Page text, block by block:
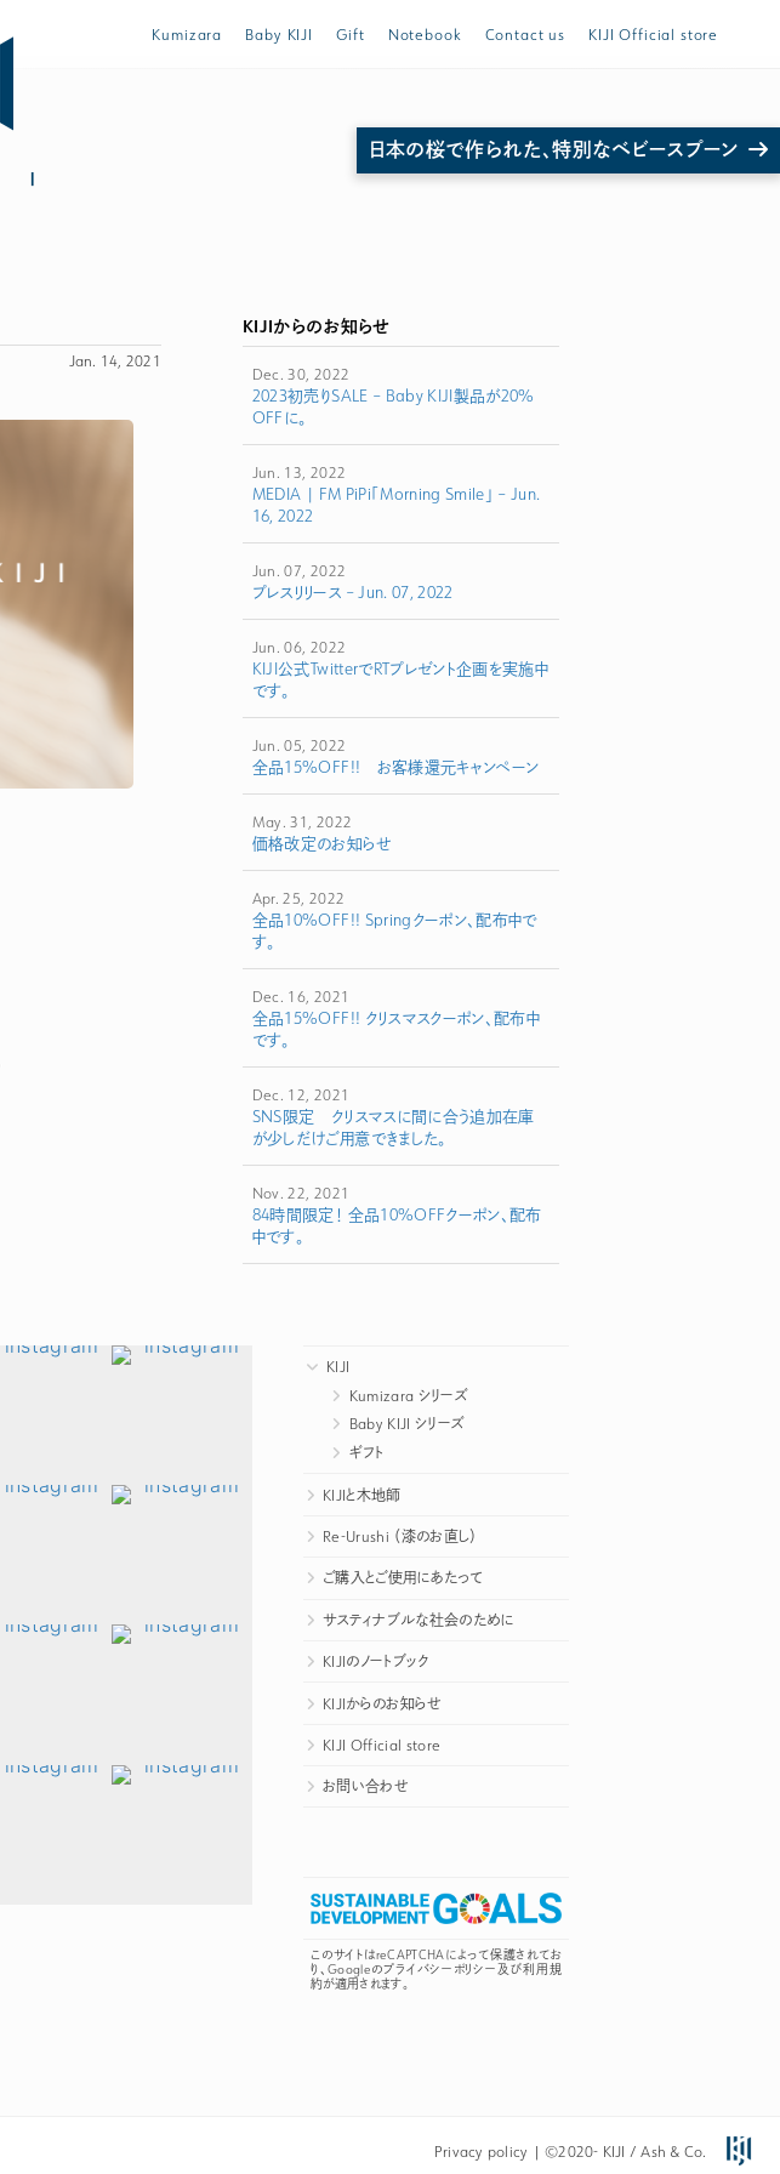
日本の桜で作られた、特別なベビースプーン
Kumizara Baby KIJI Gift Notebook Contact us KIJI Official store
に使えた♪」とママに大好評のザ・ファーストスプーンほか ご購入は公式ストア store.KIJI.online へどうぞ。
Jan. 14, 2021
KIJIからのお知らせ
Dec. 30, 2022
2023初売りSALE – Baby KIJI製品が20%
OFFに。
Jun. 13, 2022
MEDIA | FM PiPi「Morning Smile」 – Jun.
16, 2022
Jun. 07, 2022
プレスリリース – Jun. 07, 2022
Jun. 06, 2022
KIJI公式TwitterでRTプレゼント企画を実施中
です。
Jun. 05, 2022
全品15%OFF!! お客様還元キャンペーン
May. 31, 2022
価格改定のお知らせ
Apr. 25, 2022
全品10%OFF!! Springクーポン、配布中で
す。
Dec. 16, 2021
全品15%OFF!! クリスマスクーポン、配布中
です。
Dec. 12, 2021
SNS限定 クリスマスに間に合う追加在庫
が少しだけご用意できました。
Nov. 22, 2021
84時間限定！ 全品10%OFFクーポン、配布
中です。
KIJI
Kumizara シリーズ
Baby KIJI シリーズ
ギフト
KIJIと木地師
Re-Urushi （漆のお直し）
ご購入とご使用にあたって
サスティナブルな社会のために
KIJIのノートブック
KIJIからのお知らせ
KIJI Official store
お問い合わせ
このサイトはreCAPTCHAによって保護されてお
り、Googleのプライバシーポリシー及び利用規
約が適用されます。
Privacy policy | ©2020- KIJI /Ash & Co.